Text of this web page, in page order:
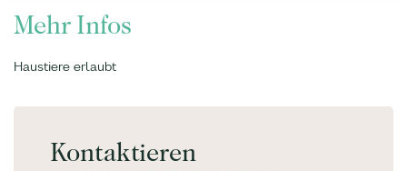
Mehr Infos
Haustiere erlaubt
Kontaktieren